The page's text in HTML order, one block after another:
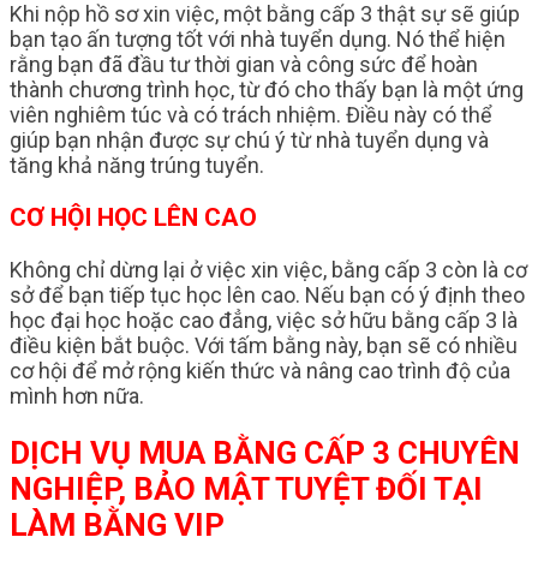
Khi nộp hồ sơ xin việc, một bằng cấp 3 thật sự sẽ giúp
bạn tạo ấn tượng tốt với nhà tuyển dụng. Nó thể hiện
rằng bạn đã đầu tư thời gian và công sức để hoàn
thành chương trình học, từ đó cho thấy bạn là một ứng
viên nghiêm túc và có trách nhiệm. Điều này có thể
giúp bạn nhận được sự chú ý từ nhà tuyển dụng và
tăng khả năng trúng tuyển.
CƠ HỘI HỌC LÊN CAO
Không chỉ dừng lại ở việc xin việc, bằng cấp 3 còn là cơ
sở để bạn tiếp tục học lên cao. Nếu bạn có ý định theo
học đại học hoặc cao đẳng, việc sở hữu bằng cấp 3 là
điều kiện bắt buộc. Với tấm bằng này, bạn sẽ có nhiều
cơ hội để mở rộng kiến thức và nâng cao trình độ của
mình hơn nữa.
DỊCH VỤ MUA BẰNG CẤP 3 CHUYÊN
NGHIỆP, BẢO MẬT TUYỆT ĐỐI TẠI
LÀM BẰNG VIP